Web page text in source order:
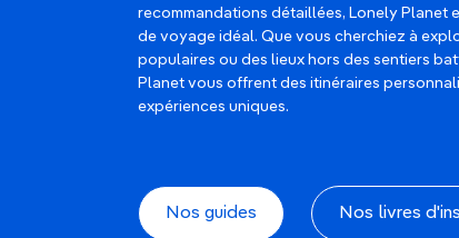
recommandations détaillées, Lonely Planet
de voyage idéal. Que vous cherchiez à
populaires ou des lieux hors des sentiers
Planet vous offrent des itinéraires
expériences uniques.
Nos guides Nos livres